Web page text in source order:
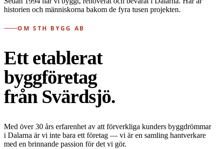
historien och människorna bakom de fyra tusen projekten.
OM STH BYGG AB
Ett etablerat
byggföretag
från Svärdsjö.
Med över 30 års erfarenhet av att förverkliga kunders byggdrömmar
i Dalarna är vi inte bara ett företag — vi är en samling hantverkare
med en brinnande passion för det vi gör.